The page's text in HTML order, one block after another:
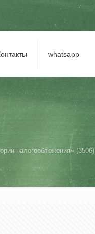
whatsapp
налогообложения» (3506)